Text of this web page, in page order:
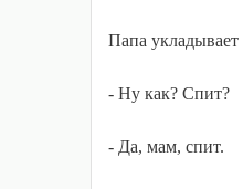
Папа укладывает
- Ну как? Спит?
- Да, мам, спит.